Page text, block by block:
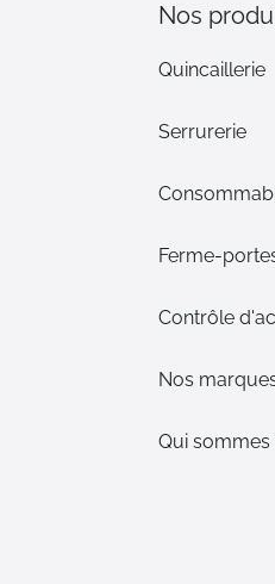
Nos
Quincaillerie
Serrurerie
Ferme-
Contrôle
Nos
Qui sommes